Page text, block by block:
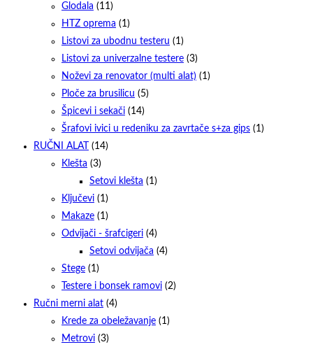
Glodala (11)
HTZ oprema (1)
Listovi za ubodnu testeru (1)
Listovi za univerzalne testere (3)
Noževi za renovator (multi alat) (1)
Ploče za brusilicu (5)
Špicevi i sekači (14)
Šrafovi ivici u redeniku za zavrtače s+za gips (1)
RUČNI ALAT
(14)
Klešta (3)
Setovi klešta (1)
Ključevi (1)
Makaze (1)
Odvijači - šrafcigeri (4)
Setovi odvijača (4)
Stege (1)
Testere i bonsek ramovi (2)
Ručni merni alat (4)
Krede za obeležavanje (1)
Metrovi (3)